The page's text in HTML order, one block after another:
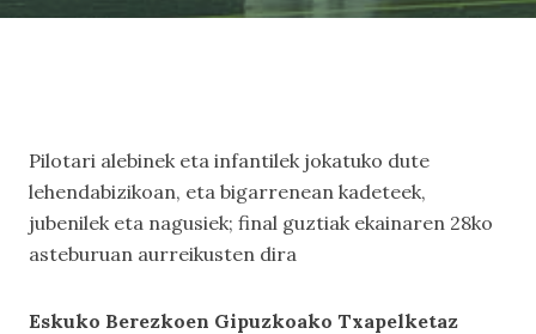
Pilotari alebinek eta infantilek jokatuko dute
lehendabizikoan, eta bigarrenean kadeteek,
jubenilek eta nagusiek; final guztiak ekainaren 28ko
asteburuan aurreikusten dira
Eskuko Berezkoen Gipuzkoako Txapelketaz